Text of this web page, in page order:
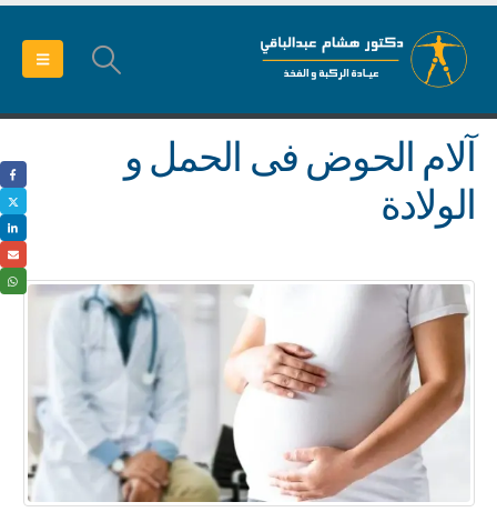
آلام الحوض فى الحمل و
الولادة